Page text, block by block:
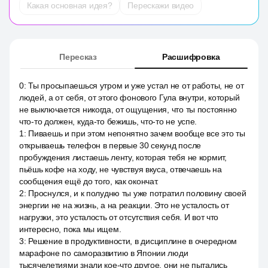
Какая основная идея? Перескажи видео
Пересказ Расшифровка
0:Ты просыпаешься утром и уже устал не от работы, не от
людей, а от себя, от этого фонового Гула внутри, который
не выключается никогда, от ощущения, что ты постоянно
что-то должен, куда-то бежишь, что-то не успе.
1 : Пиваешь и при этом непонятно зачем вообще все это ты
открываешь телефон в первые 30 секунд после
пробуждения листаешь ленту, которая тебя не кормит,
пьёшь кофе на ходу, не чувствуя вкуса, отвечаешь на
сообщения ещё до того, как окончат.
2: Проснулся, и к полудню ты уже потратил половину своей
энергии не на жизнь, а на реакции. Это не усталость от
нагрузки, это усталость от отсутствия себя. И вот что
интересно, пока мы ищем.
3: Решение в продуктивности, в дисциплине в очередном
марафоне по саморазвитию в Японии люди
тысячелетиями знали кое-что другое, они не пытались